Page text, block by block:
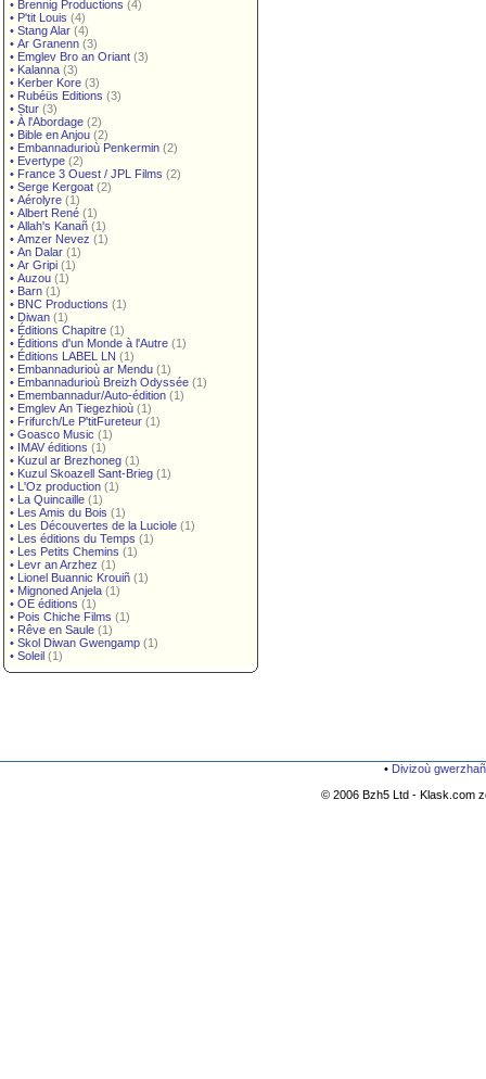
• Brennig Productions (4)
• P'tit Louis (4)
• Stang Alar (4)
• Ar Granenn (3)
• Emglev Bro an Oriant (3)
• Kalanna (3)
• Kerber Kore (3)
• Rubéüs Editions (3)
• Stur (3)
• À l'Abordage (2)
• Bible en Anjou (2)
• Embannadurioù Penkermin (2)
• Evertype (2)
• France 3 Ouest / JPL Films (2)
• Serge Kergoat (2)
• Aérolyre (1)
• Albert René (1)
• Allah's Kanañ (1)
• Amzer Nevez (1)
• An Dalar (1)
• Ar Gripi (1)
• Auzou (1)
• Barn (1)
• BNC Productions (1)
• Diwan (1)
• Éditions Chapitre (1)
• Éditions d'un Monde à l'Autre (1)
• Éditions LABEL LN (1)
• Embannadurioù ar Mendu (1)
• Embannadurioù Breizh Odyssée (1)
• Emembannadur/Auto-édition (1)
• Emglev An Tiegezhioù (1)
• Frifurch/Le P'titFureteur (1)
• Goasco Music (1)
• IMAV éditions (1)
• Kuzul ar Brezhoneg (1)
• Kuzul Skoazell Sant-Brieg (1)
• L'Oz production (1)
• La Quincaille (1)
• Les Amis du Bois (1)
• Les Découvertes de la Luciole (1)
• Les éditions du Temps (1)
• Les Petits Chemins (1)
• Levr an Arzhez (1)
• Lionel Buannic Krouiñ (1)
• Mignoned Anjela (1)
• OE éditions (1)
• Pois Chiche Films (1)
• Rêve en Saule (1)
• Skol Diwan Gwengamp (1)
• Soleil (1)
• Divizoù
© 2006 Bzh5 Ltd - Klask.com